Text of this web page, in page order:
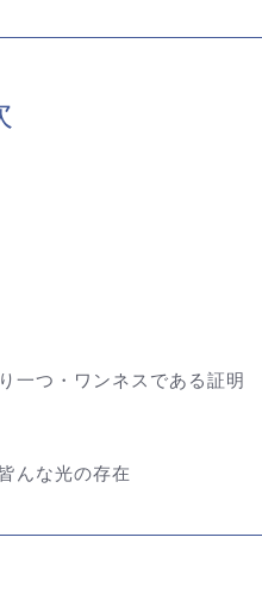
一つ・ワンネスである証明
んな光の存在